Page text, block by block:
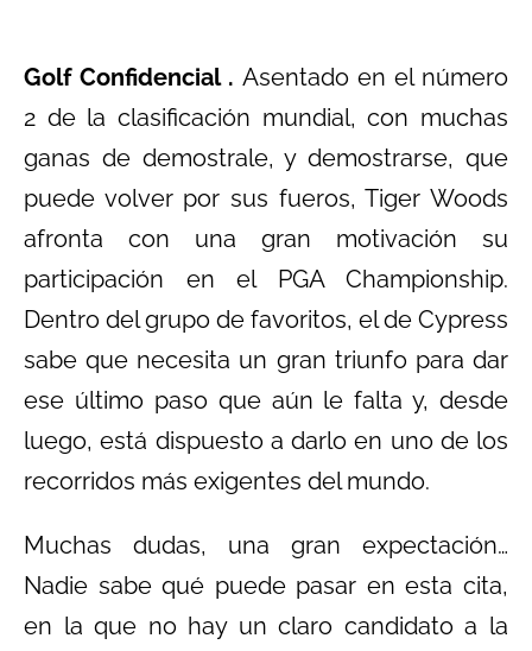
Golf Confidencial . Asentado en el número
2 de la clasificación mundial, con muchas
ganas de demostrale, y demostrarse, que
puede volver por sus fueros, Tiger Woods
afronta con una gran motivación su
participación en el PGA Championship.
Dentro del grupo de favoritos, el de Cypress
sabe que necesita un gran triunfo para dar
ese último paso que aún le falta y, desde
luego, está dispuesto a darlo en uno de los
recorridos más exigentes del mundo.
Muchas dudas, una gran expectación…
Nadie sabe qué puede pasar en esta cita,
en la que no hay un claro candidato a la